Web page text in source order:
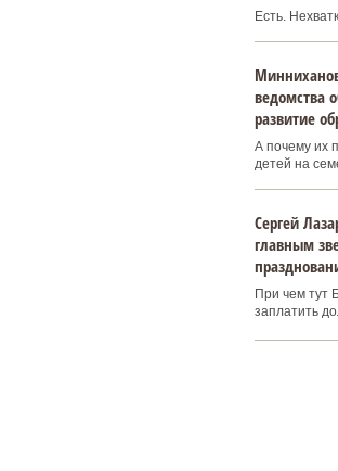
Есть.
ведомства
развитие
А почему их
детей на
Сергей
главным
При чем тут
заплатить